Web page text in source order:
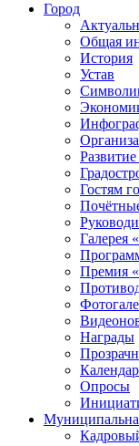
Город
Общая
История
Устав
Развитие
Гостям
Галерея
Премия
Награды
Опросы